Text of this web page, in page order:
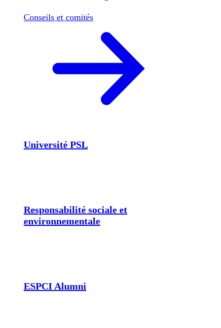
Conseils et comités
Université PSL
Responsabilité sociale et
environnementale
ESPCI Alumni